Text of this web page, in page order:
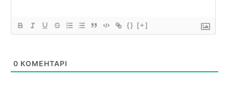
{} [+]
0 КОМЕНТАРІ